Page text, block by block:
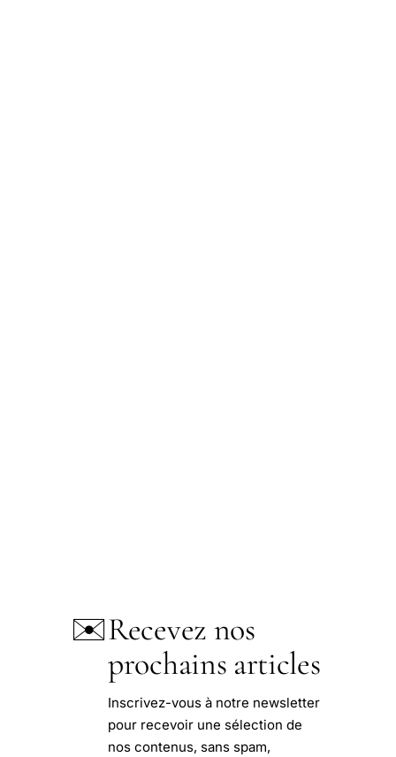
✉️Recevez nos
prochains articles
Inscrivez-vous à notre newsletter
pour recevoir une sélection de
nos contenus, sans spam,